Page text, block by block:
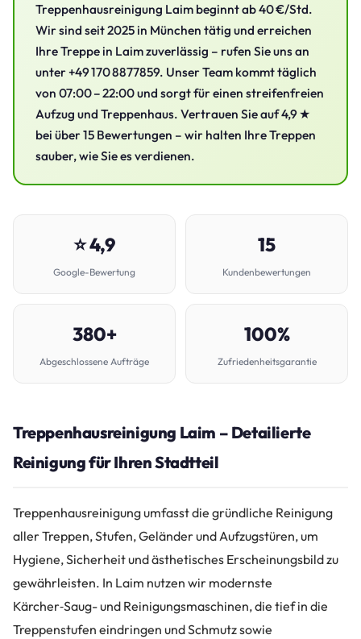
Treppenhausreinigung Laim beginnt ab 40 €/Std.
Wir sind seit 2025 in München tätig und erreichen
Ihre Treppe in Laim zuverlässig – rufen Sie uns an
unter +49 170 8877859. Unser Team kommt täglich
von 07:00 – 22:00 und sorgt für einen streifenfreien
Aufzug und Treppenhaus. Vertrauen Sie auf 4,9 ★
bei über 15 Bewertungen – wir halten Ihre Treppen
sauber, wie Sie es verdienen.
⭐ 4,9
Google-Bewertung
15
Kundenbewertungen
380+
Abgeschlossene Aufträge
100%
Zufriedenheitsgarantie
Treppenhausreinigung Laim – Detailierte
Reinigung für Ihren Stadtteil
Treppenhausreinigung umfasst die gründliche Reinigung
aller Treppen, Stufen, Geländer und Aufzugstüren, um
Hygiene, Sicherheit und ästhetisches Erscheinungsbild zu
gewährleisten. In Laim nutzen wir modernste
Kärcher‑Saug- und Reinigungsmaschinen, die tief in die
Treppenstufen eindringen und Schmutz sowie